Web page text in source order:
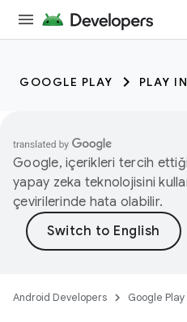
GOOGLE PLAY PLAY
Google, içerikleri tercih
yapay zeka teknolojisini
çevirilerinde hata olabilir.
Android Developers Google Play